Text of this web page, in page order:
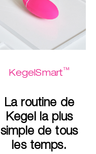
KegelSmart™
La routine de
Kegel la plus
simple de tous
les temps.